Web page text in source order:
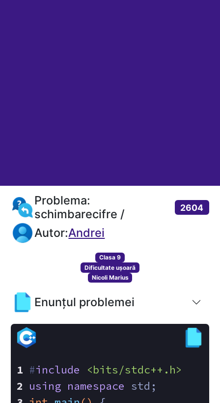
Problema:
schimbarecifre /
2604
Autor:Andrei
Clasa 9
Dificultate ușoară
Nicoli Marius
Enunțul problemei
#include
<bits/stdc++.h>
using namespace std;